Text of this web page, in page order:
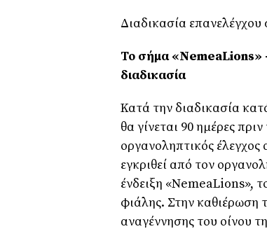
Διαδικασία
Το σήμα «ΝemeaLions»
διαδικασία
Κατά την διαδικασία
θα γίνεται 90 ημέρες
οργανοληπτικός
εγκριθεί από τον
ένδειξη «NemeaLions»,
φιάλης. Στην καθιέρωση
αναγέννησης του οίνου